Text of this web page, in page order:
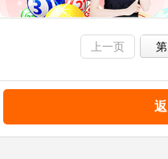
上一页